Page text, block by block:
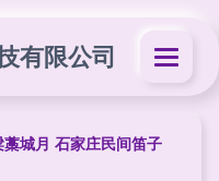
有限公司
城月 石家庄民间笛子